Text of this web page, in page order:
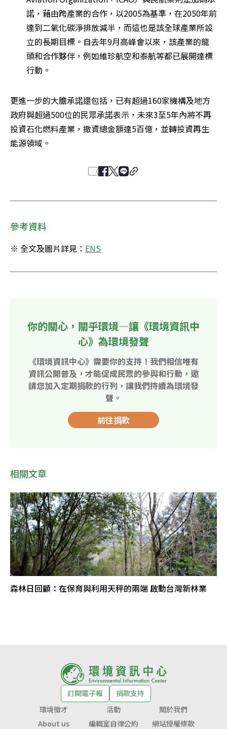
諾，藉由跨產業的合作，以2005為基準，在2050年前
達到二氧化碳淨排放減半，而這也是該全球產業所設
立的長期目標。自去年9月高峰會以來，該產業的龍
頭和合作夥伴，例如維珍航空和泰航等都已展開達標
行動。
更進一步的大膽承諾還包括，已有超過160家機構及地方
政府與超過500位的民眾承諾表示，未來3至5年內將不再
投資石化燃料產業，撤資總金額達5百億，並轉投資再生
能源領域。
參考資料
※ 全文及圖片詳見： ENS
你的關心，關乎環境—讓《環境資訊中
心》為環境發聲
《環境資訊中心》需要你的支持！我們相信唯有
資訊公開普及，才能促成民眾的參與和行動，邀
請您加入定期捐款的行列，讓我們持續為環境發
聲。
前往捐款
相關文章
森林日回顧：在保育與利用天秤的兩端 啟動台灣新林業
訂閱電子報
捐款支持
環境徵才
活動
關於我們
About us
編輯室自律公約 網站授權條款